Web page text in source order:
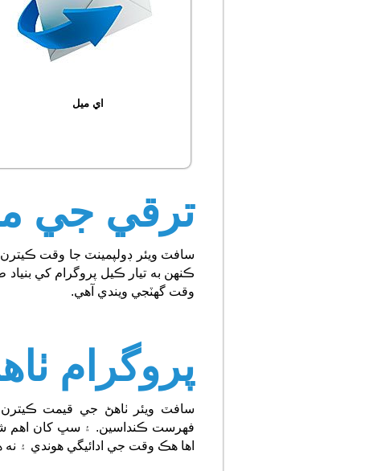
اي ميل
ترقي جي
سافٽ ويئر ڊولپمينٽ جا وقت
ڪنهن به تيار ڪيل پروگرام کي بنياد
وقت گهٽجي ويندي آهي.
پروگرام
سافٽ ويئر ٺاهڻ جي قيمت
فهرست ڪنداسين. ۽ سڀ کان اهم شيءِ
اها هڪ وقت جي ادائيگي هوندي ۽